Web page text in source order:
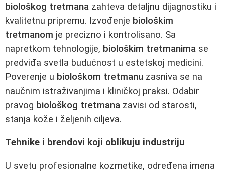
biološkog tretmana zahteva detaljnu dijagnostiku i
kvalitetnu pripremu. Izvođenje biološkim
tretmanom je precizno i kontrolisano. Sa
napretkom tehnologije, biološkim tretmanima se
predviđa svetla budućnost u estetskoj medicini.
Poverenje u biološkom tretmanu zasniva se na
naučnim istraživanjima i kliničkoj praksi. Odabir
pravog biološkog tretmana zavisi od starosti,
stanja kože i željenih ciljeva.
Tehnike i brendovi koji oblikuju industriju
U svetu profesionalne kozmetike, određena imena